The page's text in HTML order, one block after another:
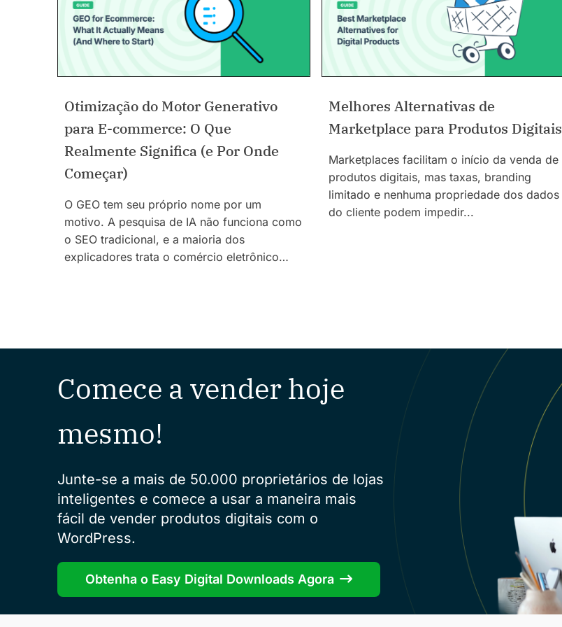
Otimização do Motor Generativo
para E-commerce: O Que
Realmente Significa (e Por Onde
Começar)
O GEO tem seu próprio nome por um
motivo. A pesquisa de IA não funciona como
o SEO tradicional, e a maioria dos
explicadores trata o comércio eletrônico…
Melhores Alternativas de
Marketplace para Produtos Digitais
Marketplaces facilitam o início da venda de
produtos digitais, mas taxas, branding
limitado e nenhuma propriedade dos dados
do cliente podem impedir...
Comece a vender hoje
mesmo!
Junte-se a mais de 50.000 proprietários de lojas
inteligentes e comece a usar a maneira mais
fácil de vender produtos digitais com o
WordPress.
Obtenha o Easy Digital Downloads Agora